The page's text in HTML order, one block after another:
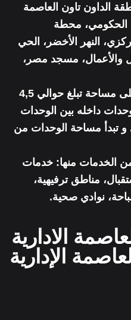
الداون تاون العاصمة
الحكومي، محطة
النهر الأخضر، الحي
والأعمال، مسجد مصر،
كما تم إنشاء المشروع على مساحة تبلغ حوالي 4,5
داخله بين الوحدات
و تبدأ مساحة الوحدات من
الخدمات منها: خدمات
مناطق ترفيهية،
نوادي صحية.
الادارية
الإدارية